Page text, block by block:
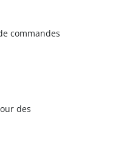
commandes
des